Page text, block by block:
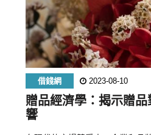
借錢網 2023-08-10
贈品經濟學：揭示贈
響